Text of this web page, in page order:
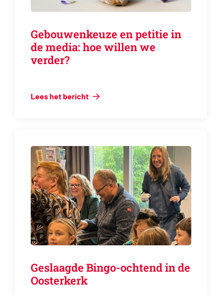
Gebouwenkeuze en petitie in
de media: hoe willen we
verder?
Lees het bericht
Geslaagde Bingo-ochtend in de
Oosterkerk